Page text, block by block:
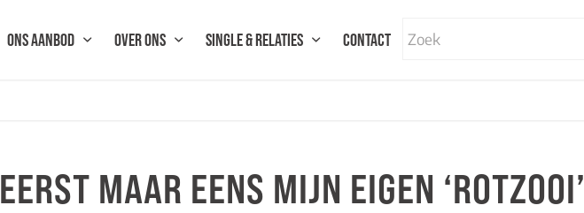
ONS AANBOD OVER ONS SINGLE & RELATIES CONTACT
EERST MAAR EENS MIJN EIGEN ‘ROTZOOI’